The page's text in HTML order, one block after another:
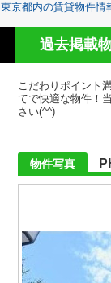
東京都内の賃貸物件情
過去掲載
こだわりポイント
てで快適な物件！
さい(^^)
物件写真